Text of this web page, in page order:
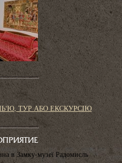
ТУР АБО ЕКСКУРСІЮ
в Замку-музеї Радомисль